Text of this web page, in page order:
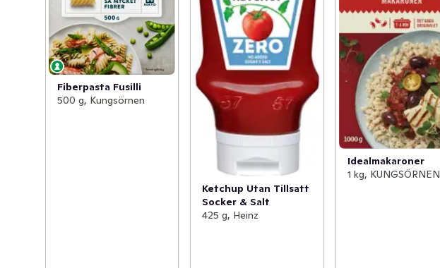
Fiberpasta Fusilli
500 g, Kungsörnen
Ketchup Utan Tillsatt
Socker & Salt
425 g, Heinz
Idealmakaroner
1 kg, KUNGSÖRNEN